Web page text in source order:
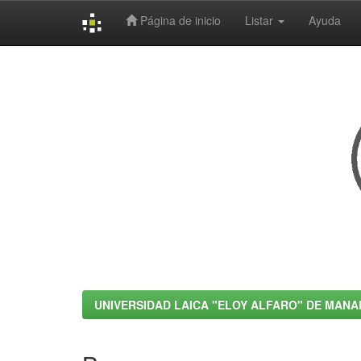
Página de inicio Listar Ayuda
UNIVERSIDAD LAICA "ELOY ALFARO" DE